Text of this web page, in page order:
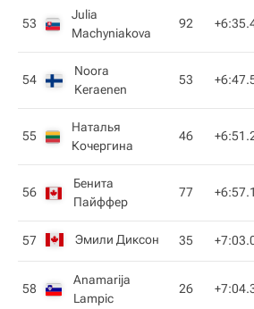
53
Julia
Machyniakova
92
54
Noora
Keraenen
53
55
Наталья
Кочергина
46
56
Бенита
Пайффер
77 +6:57.1
57 Эмили Диксон 35
58
Anamarija
Lampic
26